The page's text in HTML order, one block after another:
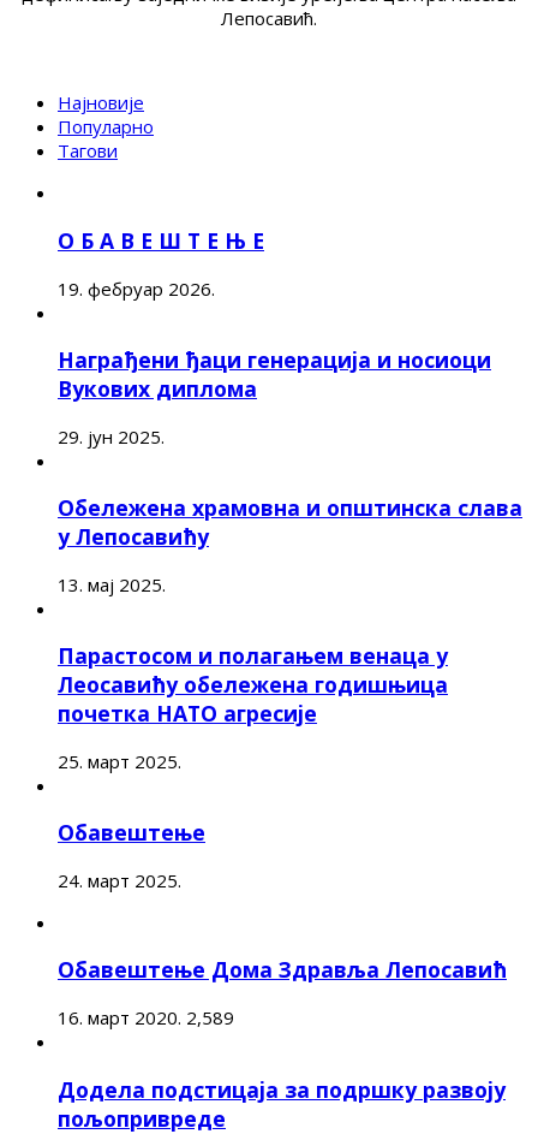
Лепосавић.
Најновије
Популарно
Тагови
О Б А В Е Ш Т Е Њ Е
19. фебруар 2026.
Награђени ђаци генерација и носиоци
Вукових диплома
29. јун 2025.
Обележена храмовна и општинска слава
у Лепосавићу
13. мај 2025.
Парастосом и полагањем венаца у
Леосавићу обележена годишњица
почетка НАТО агресије
25. март 2025.
Обавештење
24. март 2025.
Обавештење Дома Здравља Лепосавић
16. март 2020. 2,589
Додела подстицаја за подршку развоју
пољопривреде